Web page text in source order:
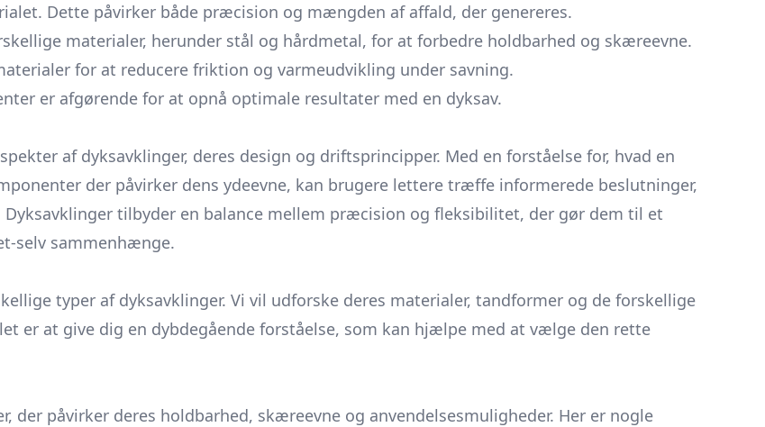
Dette påvirker både præcision og mængden af affald, der genereres.
materialer, herunder stål og hårdmetal, for at forbedre holdbarhed og skæreevne.
for at reducere friktion og varmeudvikling under savning.
er afgørende for at opnå optimale resultater med en dyksav.
af dyksavklinger, deres design og driftsprincipper. Med en forståelse for, hvad en
der påvirker dens ydeevne, kan brugere lettere træffe informerede beslutninger,
tilbyder en balance mellem præcision og fleksibilitet, der gør dem til et
selv sammenhænge.
typer af dyksavklinger. Vi vil udforske deres materialer, tandformer og de forskellige
er at give dig en dybdegående forståelse, som kan hjælpe med at vælge den rette
der påvirker deres holdbarhed, skæreevne og anvendelsesmuligheder. Her er nogle